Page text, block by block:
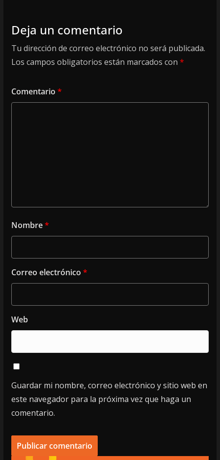
Deja un comentario
Tu dirección de correo electrónico no será publicada.
Los campos obligatorios están marcados con *
Comentario *
Nombre*
Correo electrónico *
Web
Guardar mi nombre, correo electrónico y sitio web en
este navegador para la próxima vez que haga un
comentario.